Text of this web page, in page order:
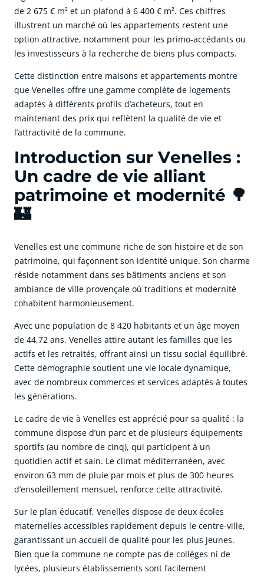
de 2 675 € m² et un plafond à 6 400 € m². Ces chiffres
illustrent un marché où les appartements restent une
option attractive, notamment pour les primo-accédants ou
les investisseurs à la recherche de biens plus compacts.
Cette distinction entre maisons et appartements montre
que Venelles offre une gamme complète de logements
adaptés à différents profils d’acheteurs, tout en
maintenant des prix qui reflètent la qualité de vie et
l’attractivité de la commune.
Introduction sur Venelles :
Un cadre de vie alliant
patrimoine et modernité 🌳
🏰
Venelles est une commune riche de son histoire et de son
patrimoine, qui façonnent son identité unique. Son charme
réside notamment dans ses bâtiments anciens et son
ambiance de ville provençale où traditions et modernité
cohabitent harmonieusement.
Avec une population de 8 420 habitants et un âge moyen
de 44,72 ans, Venelles attire autant les familles que les
actifs et les retraités, offrant ainsi un tissu social équilibré.
Cette démographie soutient une vie locale dynamique,
avec de nombreux commerces et services adaptés à toutes
les générations.
Le cadre de vie à Venelles est apprécié pour sa qualité : la
commune dispose d’un parc et de plusieurs équipements
sportifs (au nombre de cinq), qui participent à un
quotidien actif et sain. Le climat méditerranéen, avec
environ 63 mm de pluie par mois et plus de 300 heures
d’ensoleillement mensuel, renforce cette attractivité.
Sur le plan éducatif, Venelles dispose de deux écoles
maternelles accessibles rapidement depuis le centre-ville,
garantissant un accueil de qualité pour les plus jeunes.
Bien que la commune ne compte pas de collèges ni de
lycées, plusieurs établissements sont facilement